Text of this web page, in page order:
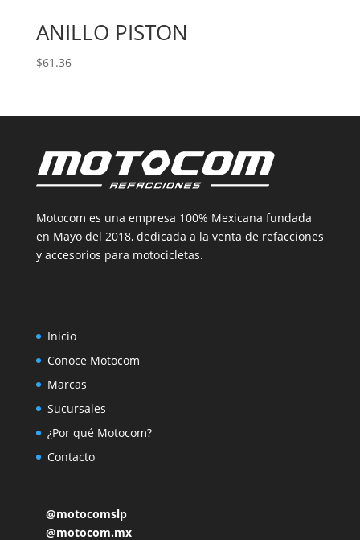
ANILLO PISTON
$61.36
Motocom es una empresa 100% Mexicana fundada
en Mayo del 2018, dedicada a la venta de refacciones
y accesorios para motocicletas.
Inicio
Conoce Motocom
Marcas
Sucursales
¿Por qué Motocom?
Contacto
@motocomslp
@motocom.mx